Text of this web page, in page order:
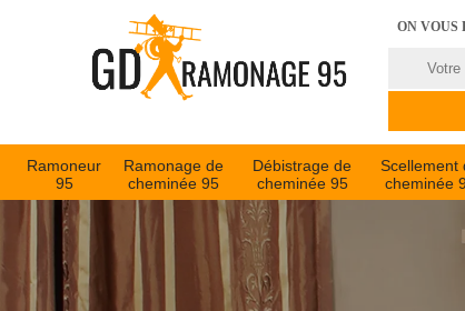
ON VOUS
Ramoneur
95
Ramonage de
cheminée 95
Débistrage de
cheminée 95
Scellement
cheminée